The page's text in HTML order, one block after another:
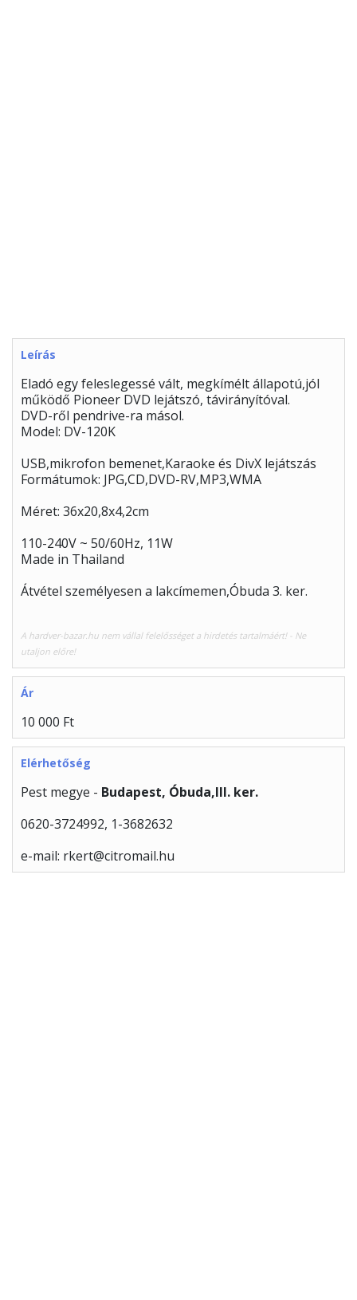
Leírás
Eladó egy feleslegessé vált, megkímélt állapotú,jól
működő Pioneer DVD lejátszó, távirányítóval.
DVD-ről pendrive-ra másol.
Model: DV-120K
USB,mikrofon bemenet,Karaoke és DivX lejátszás
Formátumok: JPG,CD,DVD-RV,MP3,WMA
Méret: 36x20,8x4,2cm
110-240V ~ 50/60Hz, 11W
Made in Thailand
Átvétel személyesen a lakcímemen,Óbuda 3. ker.
A hardver-bazar.hu nem vállal felelősséget a hirdetés tartalmáért! - Ne
utaljon előre!
Ár
10 000 Ft
Elérhetőség
Pest megye - Budapest, Óbuda,III. ker.
0620-3724992, 1-3682632
e-mail: rkert@citromail.hu